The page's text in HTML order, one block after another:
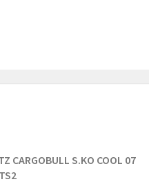
CARGOBULL S.KO COOL 07